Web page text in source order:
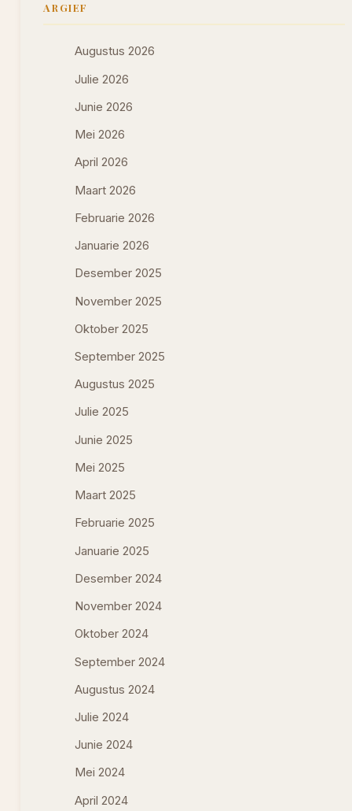
ARGIEF
Augustus 2026
Julie 2026
Junie 2026
Mei 2026
April 2026
Maart 2026
Februarie 2026
Januarie 2026
Desember 2025
November 2025
Oktober 2025
September 2025
Augustus 2025
Julie 2025
Junie 2025
Mei 2025
Maart 2025
Februarie 2025
Januarie 2025
Desember 2024
November 2024
Oktober 2024
September 2024
Augustus 2024
Julie 2024
Junie 2024
Mei 2024
April 2024